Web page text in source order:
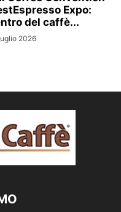
Expo:
del caffè...
2026